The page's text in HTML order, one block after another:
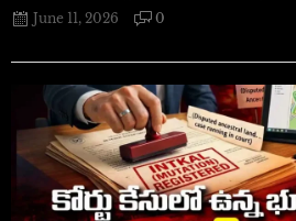
June 11, 2026 0